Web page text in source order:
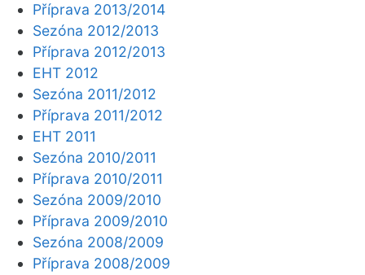
Příprava 2013/2014
Sezóna 2012/2013
Příprava 2012/2013
EHT 2012
Sezóna 2011/2012
Příprava 2011/2012
EHT 2011
Sezóna 2010/2011
Příprava 2010/2011
Sezóna 2009/2010
Příprava 2009/2010
Sezóna 2008/2009
Příprava 2008/2009